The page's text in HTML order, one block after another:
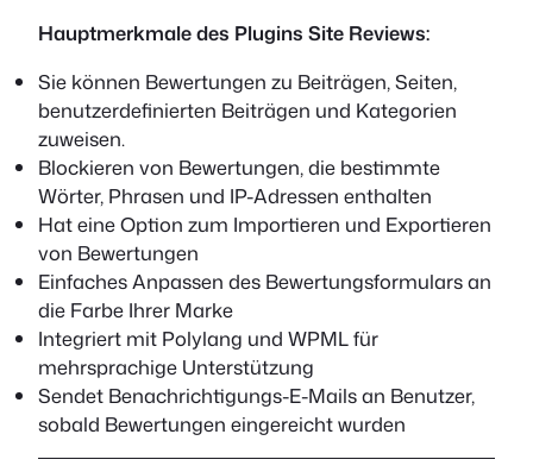
Hauptmerkmale des Plugins Site Reviews:
Sie können Bewertungen zu Beiträgen, Seiten,
benutzerdefinierten Beiträgen und Kategorien
zuweisen.
Blockieren von Bewertungen, die bestimmte
Wörter, Phrasen und IP-Adressen enthalten
Hat eine Option zum Importieren und Exportieren
von Bewertungen
Einfaches Anpassen des Bewertungsformulars an
die Farbe Ihrer Marke
Integriert mit Polylang und WPML für
mehrsprachige Unterstützung
Sendet Benachrichtigungs-E-Mails an Benutzer,
sobald Bewertungen eingereicht wurden